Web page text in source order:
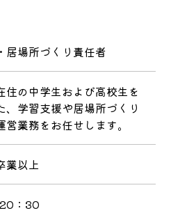
居場所づくり責任者
住の中学生および高校生を
、学習支援や居場所づくり
営業務をお任せします。
業以上
：30